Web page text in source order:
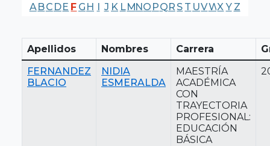
A BC DE F G H I J K LMNO PQR S T UVWX Y Z
Apellidos Nombres Carrera
FERNANDEZ
BLACIO
NIDIA
ESMERALDA
MAESTRÍA
ACADÉMICA
CON
TRAYECTORIA
PROFESIONAL:
EDUCACIÓN
BÁSICA